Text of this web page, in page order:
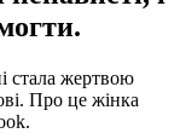
стала жертвою
Про це жінка